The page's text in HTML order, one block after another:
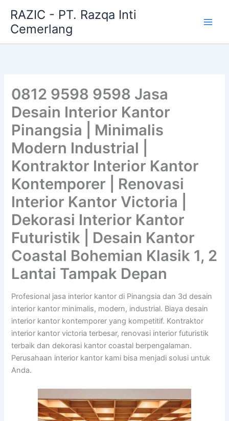
content
RAZIC - PT. Razqa Inti
Cemerlang
0812 9598 9598 Jasa
Desain Interior Kantor
Pinangsia | Minimalis
Modern Industrial |
Kontraktor Interior Kantor
Kontemporer | Renovasi
Interior Kantor Victoria |
Dekorasi Interior Kantor
Futuristik | Desain Kantor
Coastal Bohemian Klasik 1, 2
Lantai Tampak Depan
Profesional jasa interior kantor di Pinangsia dan 3d desain
interior kantor minimalis, modern, industrial. Biaya desain
interior kantor kontemporer yang kompetitif. Kontraktor
interior kantor victoria terbesar, renovasi interior futuristik
terbaik dan dekorasi kantor coastal berpengalaman.
Perusahaan interior kantor kami bisa menjadi solusi untuk
Anda.